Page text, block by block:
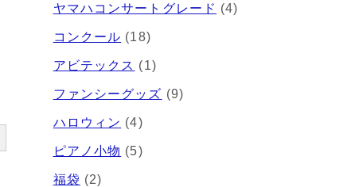
ヤマハコンサートグレード (4)
コンクール (18)
アビテックス (1)
ファンシーグッズ (9)
ハロウィン (4)
ピアノ小物 (5)
福袋 (2)